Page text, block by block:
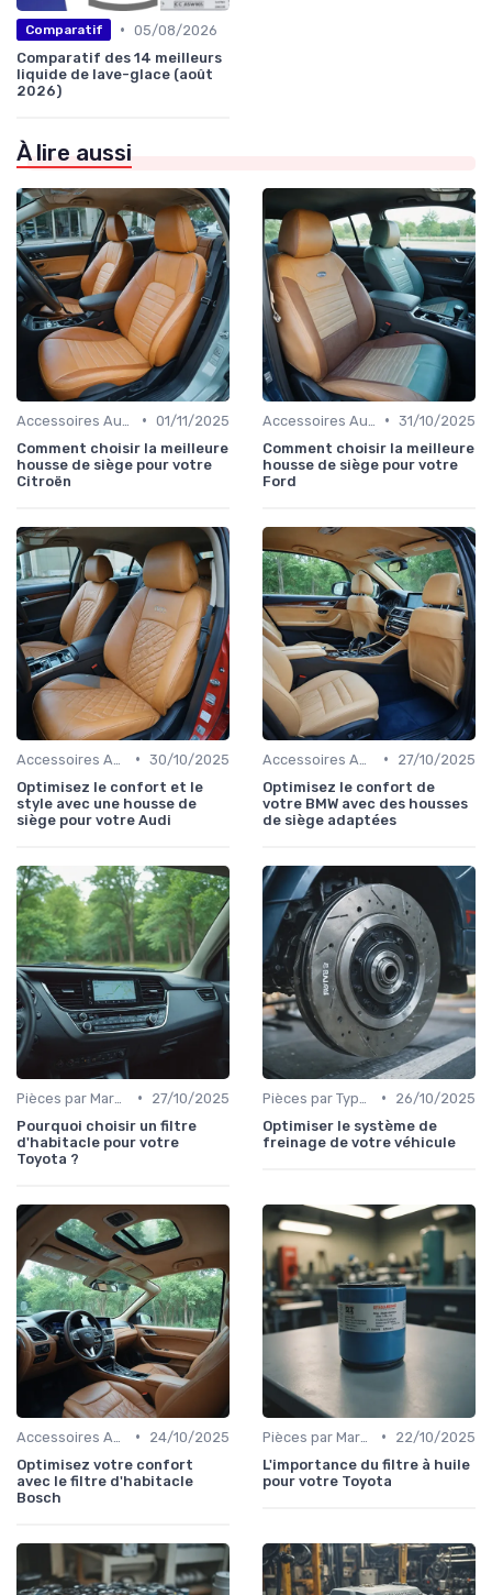
Comparatif • 05/08/2026
Comparatif des 14 meilleurs
liquide de lave-glace (août
2026)
À lire aussi
• 01/11/2025
Comment choisir la meilleure
housse de siège pour votre
Citroën
• 31/10/2025
Comment choisir la meilleure
housse de siège pour votre
Ford
• 30/10/2025
Optimisez le confort et le
style avec une housse de
siège pour votre Audi
•
27/10/2025
Optimisez le confort de
votre BMW avec des housses
de siège adaptées
•
27/10/2025
Pourquoi choisir un filtre
d'habitacle pour votre
Toyota ?
•
26/10/2025
Optimiser le système de
freinage de votre véhicule
•
24/10/2025
Optimisez votre confort
avec le filtre d'habitacle
Bosch
•
22/10/2025
L'importance du filtre à huile
pour votre Toyota